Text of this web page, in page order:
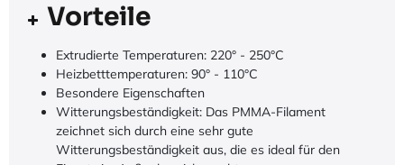
Vorteile
Extrudierte Temperaturen: 220° - 250°C
Heizbetttemperaturen: 90° - 110°C
Besondere Eigenschaften
Witterungsbeständigkeit: Das PMMA-Filament
zeichnet sich durch eine sehr gute
Witterungsbeständigkeit aus, die es ideal für den